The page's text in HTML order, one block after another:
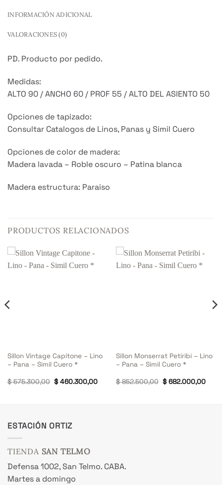
INFORMACIÓN ADICIONAL
VALORACIONES (0)
PD. Producto por pedido.
Medidas:
ALTO 90 / ANCHO 60 / PROF 55 / ALTO DEL ASIENTO 50
Opciones de tapizado:
Consultar Catalogos de Linos, Panas y Simil Cuero
Opciones de color de madera:
Madera lavada – Roble oscuro – Patina blanca
Madera estructura: Paraiso
PRODUCTOS RELACIONADOS
Sillon Vintage Capitone – Lino
– Pana – Simil Cuero *
$575.300,00 El
precio
$460.300,00El
Sillon Monserrat Petiribi – Lino
– Pana – Simil Cuero *
$852.500,00 El
precio
$682.000,00El
ESTACIÓN ORTIZ
TIENDA SAN TELMO
Defensa 1002, San Telmo. CABA.
Martes a domingo